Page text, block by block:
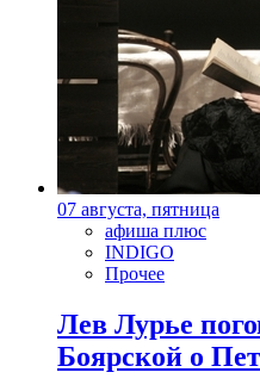
07 августа, пятница
афиша плюс
INDIGO
Прочее
Лев Лурье
Боярской о